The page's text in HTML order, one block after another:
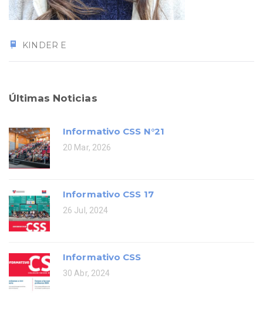
KINDER E
Últimas Noticias
Informativo CSS N°21
20 Mar, 2026
Informativo CSS 17
26 Jul, 2024
Informativo CSS
30 Abr, 2024